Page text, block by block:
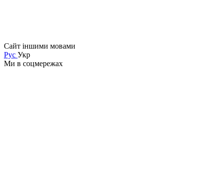
Сайт іншими мовами
Рус Укр
Ми в соцмережах